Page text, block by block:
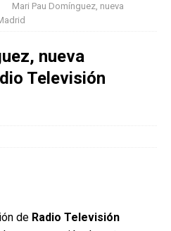
Mari Pau Domínguez, nueva
nueva
Televisión
de Radio Televisión